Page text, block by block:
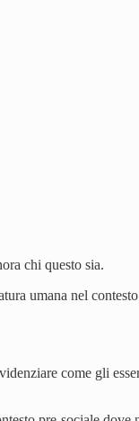
chi questo sia.
umana nel
come gli